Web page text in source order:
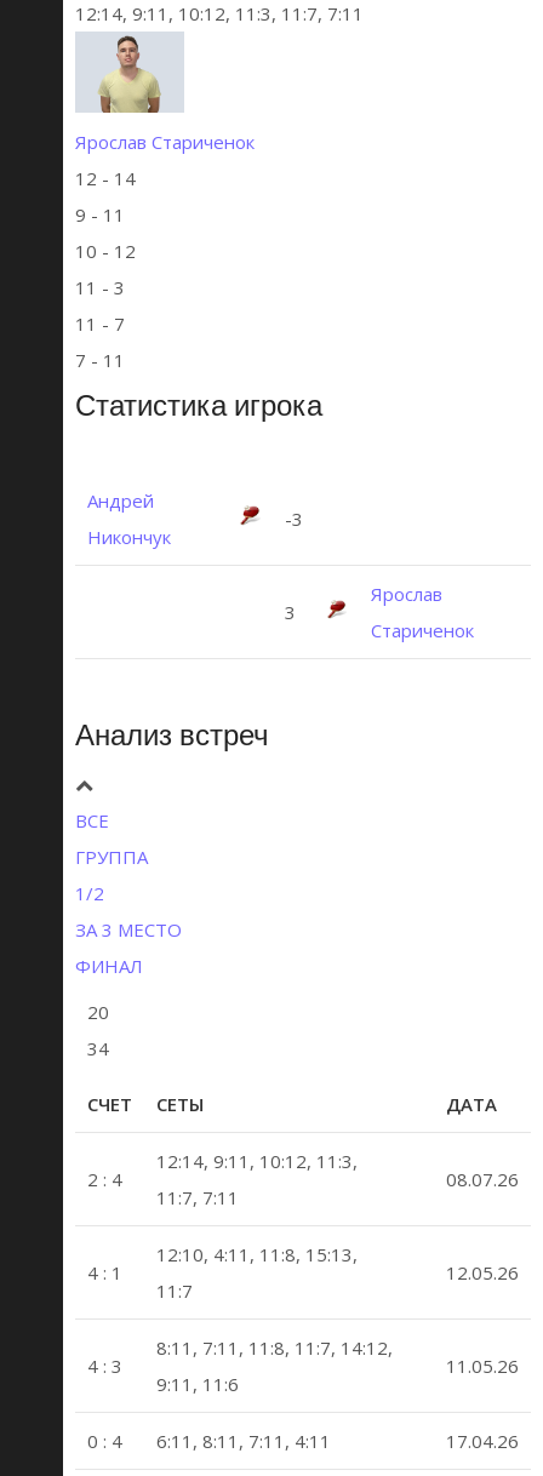
12:14, 9:11, 10:12, 11:3, 11:7, 7:11
Ярослав Стариченок
12 - 14
9 - 11
10 - 12
11 - 3
11 - 7
7 - 11
Статистика игрока
Андрей
Никончук
-3
3
Ярослав
Стариченок
Анализ встреч
ВСЕ
ГРУППА
1/2
ЗА 3 МЕСТО
ФИНАЛ
20
34
СЧЕТ СЕТЫ ДАТА
2 : 4
12:14, 9:11, 10:12, 11:3,
11:7, 7:11
08.07.26
4 : 1
12:10, 4:11, 11:8, 15:13,
11:7
12.05.26
4 : 3
8:11, 7:11, 11:8, 11:7, 14:12,
9:11, 11:6
11.05.26
0 : 4 6:11, 8:11, 7:11, 4:11 17.04.26